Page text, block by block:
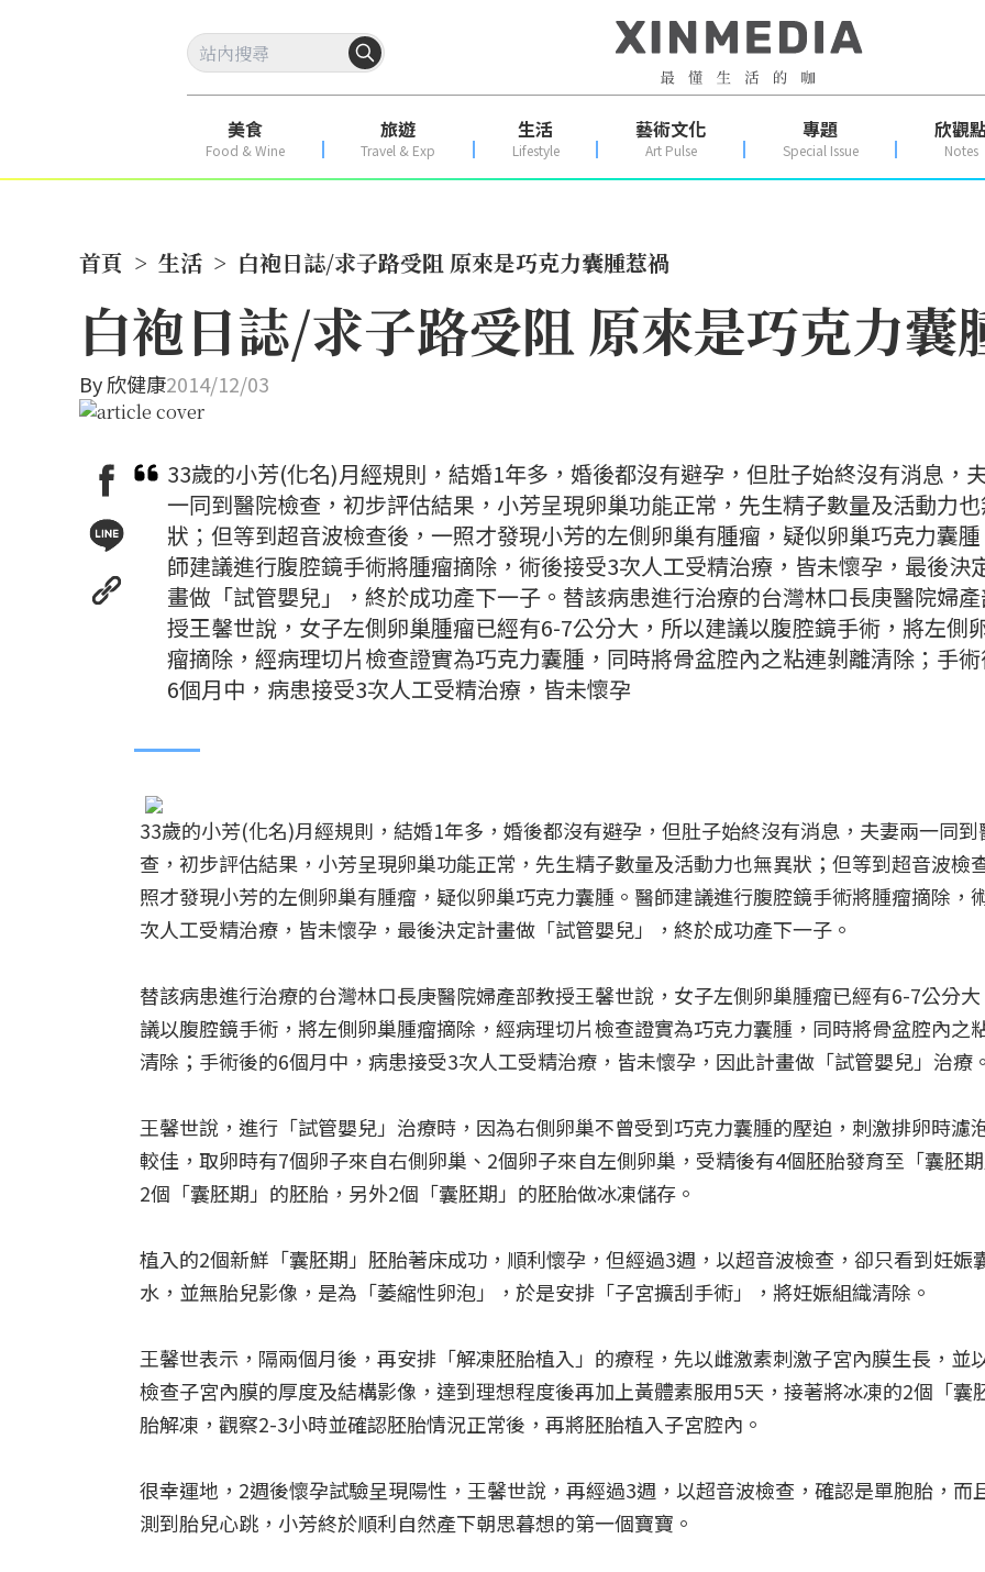
美食
Food & Wine
旅遊
Travel & Exp
生活
Lifestyle
藝術文化
Art Pulse
專題
Special Issue
欣觀
Notes
首頁 > 生活 > 白袍日誌/求子路受阻 原來是巧克力囊腫惹禍
白袍日誌/求子路受阻 原來是巧克力囊
By欣健康2014/12/03
33歲的小芳(化名)月經規則，結婚1年多，婚後都沒有避孕，但肚子始終沒有消息，
一同到醫院檢查，初步評估結果，小芳呈現卵巢功能正常，先生精子數量及活動力
狀；但等到超音波檢查後，一照才發現小芳的左側卵巢有腫瘤，疑似卵巢巧克力囊
師建議進行腹腔鏡手術將腫瘤摘除，術後接受3次人工受精治療，皆未懷孕，最後決
畫做「試管嬰兒」，終於成功產下一子。替該病患進行治療的台灣林口長庚醫院婦
授王馨世說，女子左側卵巢腫瘤已經有6-7公分大，所以建議以腹腔鏡手術，將左側
瘤摘除，經病理切片檢查證實為巧克力囊腫，同時將骨盆腔內之粘連剝離清除；手
6個月中，病患接受3次人工受精治療，皆未懷孕
33歲的小芳(化名)月經規則，結婚1年多，婚後都沒有避孕，但肚子始終沒有消息，夫妻兩一同到
查，初步評估結果，小芳呈現卵巢功能正常，先生精子數量及活動力也無異狀；但等到超音波檢
照才發現小芳的左側卵巢有腫瘤，疑似卵巢巧克力囊腫。醫師建議進行腹腔鏡手術將腫瘤摘除，
次人工受精治療，皆未懷孕，最後決定計畫做「試管嬰兒」，終於成功產下一子。
替該病患進行治療的台灣林口長庚醫院婦產部教授王馨世說，女子左側卵巢腫瘤已經有6-7公分
議以腹腔鏡手術，將左側卵巢腫瘤摘除，經病理切片檢查證實為巧克力囊腫，同時將骨盆腔內之
清除；手術後的6個月中，病患接受3次人工受精治療，皆未懷孕，因此計畫做「試管嬰兒」治療
王馨世說，進行「試管嬰兒」治療時，因為右側卵巢不曾受到巧克力囊腫的壓迫，刺激排卵時濾
較佳，取卵時有7個卵子來自右側卵巢、2個卵子來自左側卵巢，受精後有4個胚胎發育至「囊胚
2個「囊胚期」的胚胎，另外2個「囊胚期」的胚胎做冰凍儲存。
植入的2個新鮮「囊胚期」胚胎著床成功，順利懷孕，但經過3週，以超音波檢查，卻只看到妊娠
水，並無胎兒影像，是為「萎縮性卵泡」，於是安排「子宮擴刮手術」，將妊娠組織清除。
王馨世表示，隔兩個月後，再安排「解凍胚胎植入」的療程，先以雌激素刺激子宮內膜生長，並
檢查子宮內膜的厚度及結構影像，達到理想程度後再加上黃體素服用5天，接著將冰凍的2個「囊
胎解凍，觀察2-3小時並確認胚胎情況正常後，再將胚胎植入子宮腔內。
很幸運地，2週後懷孕試驗呈現陽性，王馨世說，再經過3週，以超音波檢查，確認是單胞胎，而
測到胎兒心跳，小芳終於順利自然產下朝思暮想的第一個寶寶。